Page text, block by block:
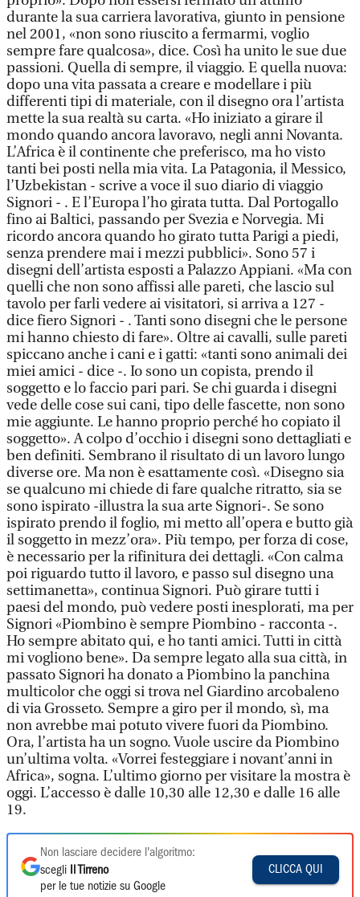
durante la sua carriera lavorativa, giunto in pensione
nel 2001, «non sono riuscito a fermarmi, voglio
sempre fare qualcosa», dice. Così ha unito le sue due
passioni. Quella di sempre, il viaggio. E quella nuova:
dopo una vita passata a creare e modellare i più
differenti tipi di materiale, con il disegno ora l’artista
mette la sua realtà su carta. «Ho iniziato a girare il
mondo quando ancora lavoravo, negli anni Novanta.
L’Africa è il continente che preferisco, ma ho visto
tanti bei posti nella mia vita. La Patagonia, il Messico,
l’Uzbekistan - scrive a voce il suo diario di viaggio
Signori - . E l’Europa l’ho girata tutta. Dal Portogallo
fino ai Baltici, passando per Svezia e Norvegia. Mi
ricordo ancora quando ho girato tutta Parigi a piedi,
senza prendere mai i mezzi pubblici». Sono 57 i
disegni dell’artista esposti a Palazzo Appiani. «Ma con
quelli che non sono affissi alle pareti, che lascio sul
tavolo per farli vedere ai visitatori, si arriva a 127 -
dice fiero Signori - . Tanti sono disegni che le persone
mi hanno chiesto di fare». Oltre ai cavalli, sulle pareti
spiccano anche i cani e i gatti: «tanti sono animali dei
miei amici - dice -. Io sono un copista, prendo il
soggetto e lo faccio pari pari. Se chi guarda i disegni
vede delle cose sui cani, tipo delle fascette, non sono
mie aggiunte. Le hanno proprio perché ho copiato il
soggetto». A colpo d’occhio i disegni sono dettagliati e
ben definiti. Sembrano il risultato di un lavoro lungo
diverse ore. Ma non è esattamente così. «Disegno sia
se qualcuno mi chiede di fare qualche ritratto, sia se
sono ispirato -illustra la sua arte Signori-. Se sono
ispirato prendo il foglio, mi metto all’opera e butto già
il soggetto in mezz’ora». Più tempo, per forza di cose,
è necessario per la rifinitura dei dettagli. «Con calma
poi riguardo tutto il lavoro, e passo sul disegno una
settimanetta», continua Signori. Può girare tutti i
paesi del mondo, può vedere posti inesplorati, ma per
Signori «Piombino è sempre Piombino - racconta -.
Ho sempre abitato qui, e ho tanti amici. Tutti in città
mi vogliono bene». Da sempre legato alla sua città, in
passato Signori ha donato a Piombino la panchina
multicolor che oggi si trova nel Giardino arcobaleno
di via Grosseto. Sempre a giro per il mondo, sì, ma
non avrebbe mai potuto vivere fuori da Piombino.
Ora, l’artista ha un sogno. Vuole uscire da Piombino
un’ultima volta. «Vorrei festeggiare i novant’anni in
Africa», sogna. L’ultimo giorno per visitare la mostra è
oggi. L’accesso è dalle 10,30 alle 12,30 e dalle 16 alle
19.
Non lasciare decidere l'algoritmo:
scegli
Il Tirreno
per le tue notizie su Google
CLICCA QUI